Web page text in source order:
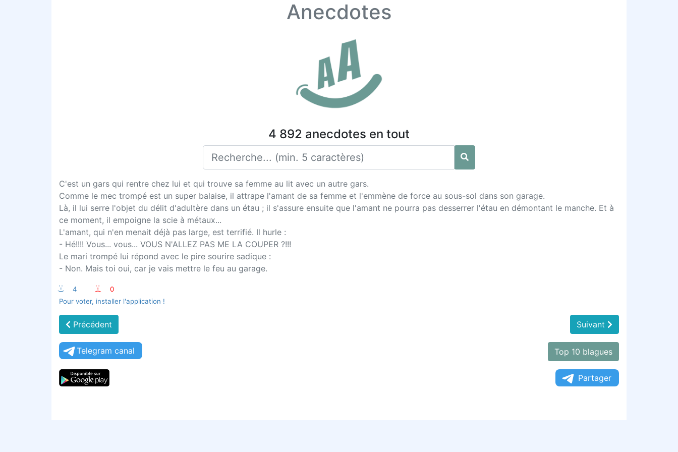
Anecdotes
4 892 anecdotes en tout
C'est un gars qui rentre chez lui et qui trouve sa femme au lit avec un autre gars.
Comme le mec trompé est un super balaise, il attrape l'amant de sa femme et l'emmène de force au sous-sol dans son garage.
Là, il lui serre l'objet du délit d'adultère dans un étau ; il s'assure ensuite que l'amant ne pourra pas desserrer l'étau en démontant le manche. Et à
ce moment, il empoigne la scie à métaux...
L'amant, qui n'en menait déjà pas large, est terrifié. Il hurle :
- Hé!!!! Vous... vous... VOUS N'ALLEZ PAS ME LA COUPER ?!!!
Le mari trompé lui répond avec le pire sourire sadique :
- Non. Mais toi oui, car je vais mettre le feu au garage.
:-) 4 :-(
0
Pour voter, installer l'application !
Précédent Suivant
Telegram canal Top 10 blagues
Partager